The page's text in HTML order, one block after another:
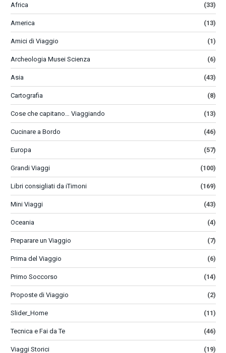
Africa (33)
America (13)
Amici di Viaggio (1)
Archeologia Musei Scienza (6)
Asia (43)
Cartografia (8)
Cose che capitano… Viaggiando (13)
Cucinare a Bordo (46)
Europa (57)
Grandi Viaggi (100)
Libri consigliati da iTimoni (169)
Mini Viaggi (43)
Oceania (4)
Preparare un Viaggio (7)
Prima del Viaggio (6)
Primo Soccorso (14)
Proposte di Viaggio (2)
Slider_Home (11)
Tecnica e Fai da Te (46)
Viaggi Storici (19)